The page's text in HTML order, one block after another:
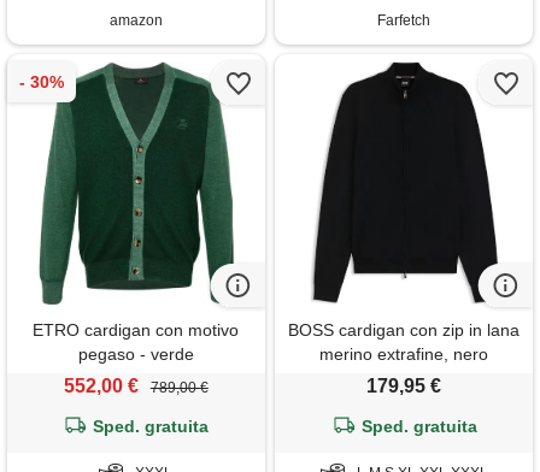
amazon
Farfetch
ETRO cardigan con motivo
pegaso - verde
552,00 € 789,00 €
Sped. gratuita
BOSS cardigan con zip in lana
merino extrafine, nero
179,95 €
Sped. gratuita